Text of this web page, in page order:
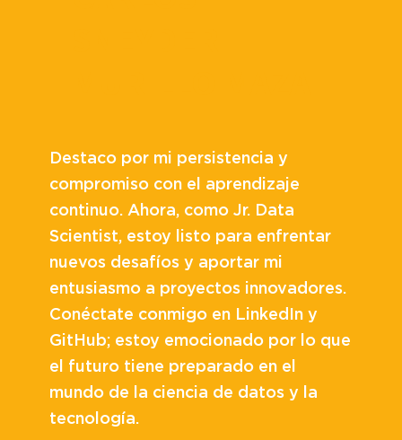
Destaco por mi persistencia y
compromiso con el aprendizaje
continuo. Ahora, como Jr. Data
Scientist, estoy listo para enfrentar
nuevos desafíos y aportar mi
entusiasmo a proyectos innovadores.
Conéctate conmigo en LinkedIn y
GitHub; estoy emocionado por lo que
el futuro tiene preparado en el
mundo de la ciencia de datos y la
tecnología.